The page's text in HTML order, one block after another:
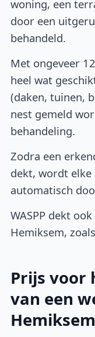
woning, een
door een
behandeld.
Met ongeveer
heel wat
(daken, tuinen,
nest gemeld
behandeling.
Zodra een
dekt, wordt
automatisch
WASPP dekt
Hemiksem,
Prijs voor
van een
Hemiksem